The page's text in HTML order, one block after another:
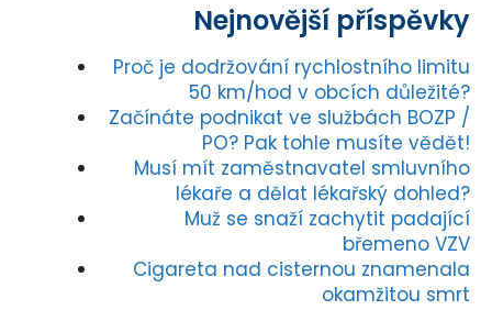
Nejnovější příspěvky
Proč je dodržování rychlostního limitu
50 km/hod v obcích důležité?
Začínáte podnikat ve službách BOZP /
PO? Pak tohle musíte vědět!
Musí mít zaměstnavatel smluvního
lékaře a dělat lékařský dohled?
Muž se snaží zachytit padající
břemeno VZV
Cigareta nad cisternou znamenala
okamžitou smrt